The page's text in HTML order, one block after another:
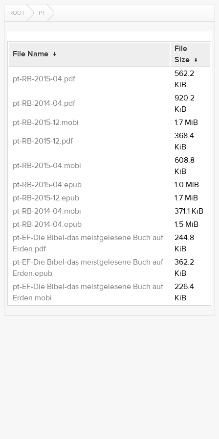
ROOT PT
File Name ↓
File
Size ↓
pt-RB-2015-04.pdf
562.2
KiB
pt-RB-2014-04.pdf
920.2
KiB
pt-RB-2015-12.mobi
1.7 MiB
pt-RB-2015-12.pdf
368.4
KiB
pt-RB-2015-04.mobi
608.8
KiB
pt-RB-2015-04.epub
1.0 MiB
pt-RB-2015-12.epub
1.7 MiB
pt-RB-2014-04.mobi
371.1 KiB
pt-RB-2014-04.epub
1.5 MiB
pt-EF-Die Bibel-das meistgelesene Buch auf
Erden.pdf
244.8
KiB
pt-EF-Die Bibel-das meistgelesene Buch auf
Erden.epub
362.2
KiB
pt-EF-Die Bibel-das meistgelesene Buch auf
Erden.mobi
226.4
KiB